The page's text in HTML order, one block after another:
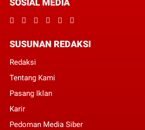
SOSIAL MEDIA
SUSUNAN REDAKSI
Redaksi
Tentang Kami
Pasang Iklan
Karir
Pedoman Media Siber